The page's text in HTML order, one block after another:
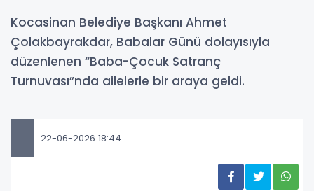
Kocasinan Belediye Başkanı Ahmet
Çolakbayrakdar, Babalar Günü dolayısıyla
düzenlenen “Baba-Çocuk Satranç
Turnuvası”nda ailelerle bir araya geldi.
22-06-2026 18:44